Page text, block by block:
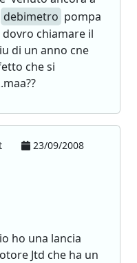
debimetro pompa
chiamare il
di un anno cne
che si
23/09/2008
ho una lancia
Jtd che ha un